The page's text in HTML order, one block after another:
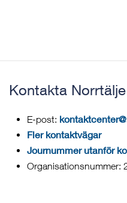
Kontakta
E-post:
Fler kontaktvägar
Journummer utanför
Organisationsnummer: